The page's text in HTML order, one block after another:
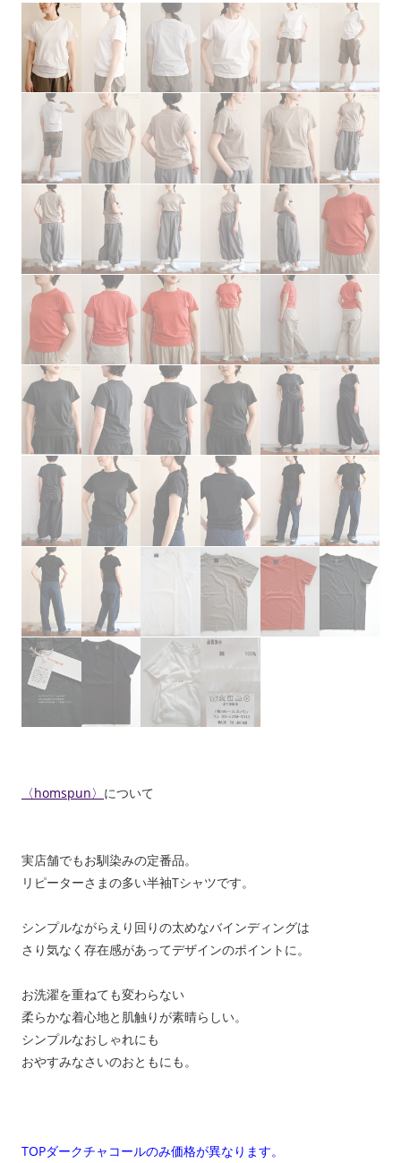
〈homspun〉 について
実店舗でもお馴染みの定番品。
リピーターさまの多い半袖Tシャツです。
シンプルながらえり回りの太めなバインディングは
さり気なく存在感があってデザインのポイントに。
お洗濯を重ねても変わらない
柔らかな着心地と肌触りが素晴らしい。
シンプルなおしゃれにも
おやすみなさいのおともにも。
TOPダークチャコールのみ価格が異なります。